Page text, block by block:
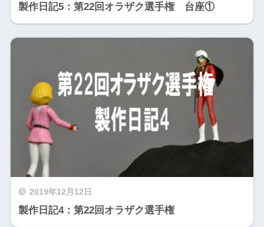
製作日記5：第22回オラザク選手権 台座①
2019年12月12日
製作日記4：第22回オラザク選手権